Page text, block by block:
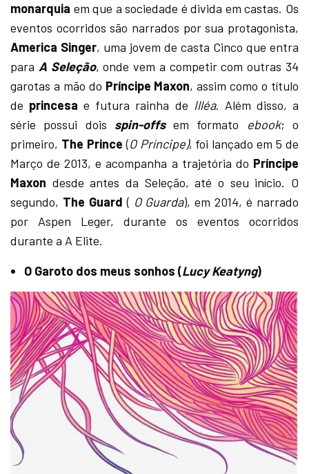
monarquia em que a sociedade é divida em castas. Os
eventos ocorridos são narrados por sua protagonista,
America Singer, uma jovem de casta Cinco que entra
para A Seleção, onde vem a competir com outras 34
garotas a mão do Príncipe Maxon, assim como o título
de princesa e futura rainha de Illéa. Além disso, a
série possui dois spin-offsem formato ebook; o
primeiro, The Prince (O Príncipe), foi lançado em 5 de
Março de 2013, e acompanha a trajetória do Príncipe
Maxon desde antes da Seleção, até o seu início. O
segundo, The Guard ( O Guarda), em 2014, é narrado
por Aspen Leger, durante os eventos ocorridos
durante a A Elite.
O Garoto dos meus sonhos (Lucy Keatyng)